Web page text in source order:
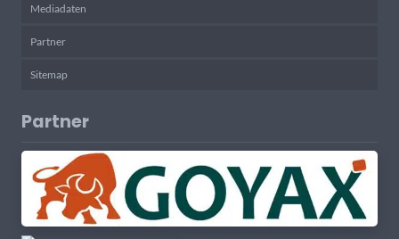
Mediadaten
Partner
Sitemap
Partner